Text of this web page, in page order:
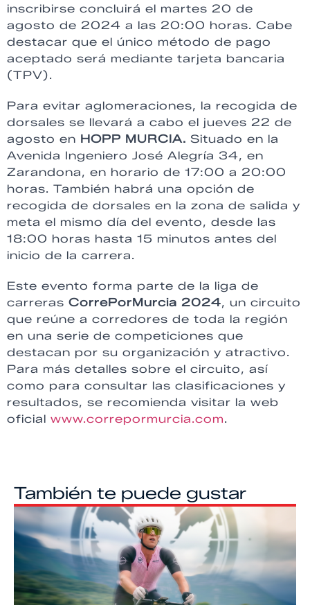
inscribirse concluirá el martes 20 de
agosto de 2024 a las 20:00 horas. Cabe
destacar que el único método de pago
aceptado será mediante tarjeta bancaria
(TPV).
Para evitar aglomeraciones, la recogida de
dorsales se llevará a cabo el jueves 22 de
agosto en HOPP MURCIA. Situado en la
Avenida Ingeniero José Alegría 34, en
Zarandona, en horario de 17:00 a 20:00
horas. También habrá una opción de
recogida de dorsales en la zona de salida y
meta el mismo día del evento, desde las
18:00 horas hasta 15 minutos antes del
inicio de la carrera.
Este evento forma parte de la liga de
carreras CorrePorMurcia 2024, un circuito
que reúne a corredores de toda la región
en una serie de competiciones que
destacan por su organización y atractivo.
Para más detalles sobre el circuito, así
como para consultar las clasificaciones y
resultados, se recomienda visitar la web
oficial www.correpormurcia.com.
También te puede gustar